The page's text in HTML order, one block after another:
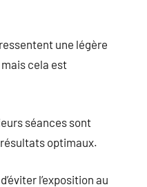
une légère
cela est
séances sont
optimaux.
l’exposition au